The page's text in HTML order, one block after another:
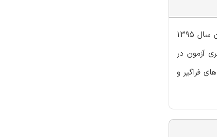
گروه آموزشی اینترنتی ایران عرضه اقدام به ارائه اصل سوالات سومین آزمون استخدامی فراگیر دستگاه های اجرایی برگزار شده در آبان سال 1395
می باشد. مجری آزمون در
فراگیر و